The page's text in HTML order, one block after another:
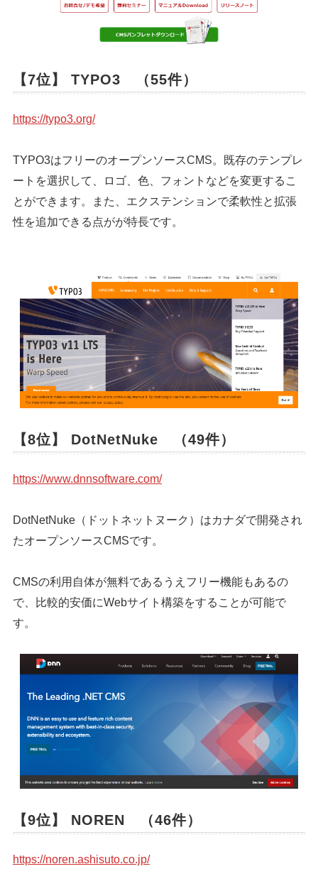
【7位】 TYPO3 （55件）
https://typo3.org/
TYPO3はフリーのオープンソースCMS。既存のテンプレ
ートを選択して、ロゴ、色、フォントなどを変更するこ
とができます。また、エクステンションで柔軟性と拡張
性を追加できる点がが特長です。
【8位】 DotNetNuke （49件）
https://www.dnnsoftware.com/
DotNetNuke（ドットネットヌーク）はカナダで開発され
たオープンソースCMSです。
CMSの利用自体が無料であるうえフリー機能もあるの
で、比較的安価にWebサイト構築をすることが可能で
す。
【9位】 NOREN （46件）
https://noren.ashisuto.co.jp/